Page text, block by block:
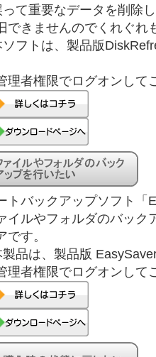
って重要なデータを削除
できませんのでくれぐれ
ソフトは、製品版
理者権限でログオンして
トバックアップソフト「
イルやフォルダのバック
です。
品は、製品版
理者権限でログオンして